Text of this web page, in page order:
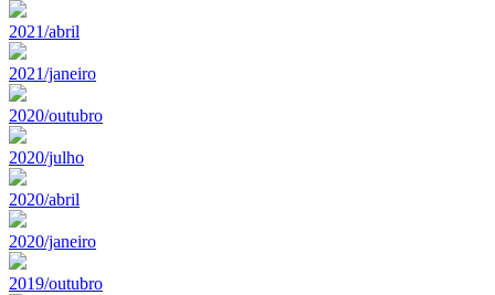
2021/abril
2021/janeiro
2020/outubro
2020/julho
2020/abril
2020/janeiro
2019/outubro